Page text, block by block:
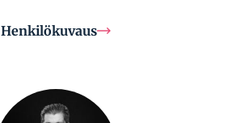
Henkilökuvaus